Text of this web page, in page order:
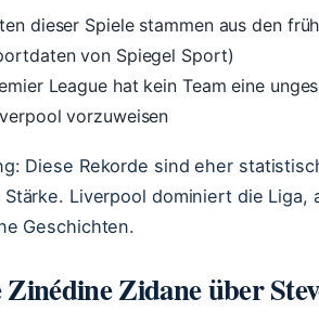
dieser Spiele stammen aus den
von Spiegel Sport)
League hat kein Team eine
vorzuweisen
Diese Rekorde sind eher
Liverpool dominiert die Liga,
Geschichten.
Zinédine Zidane über